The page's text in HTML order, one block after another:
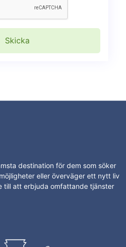
Skicka
destination för dem som söker
eller överväger ett nytt liv
till att erbjuda omfattande tjänster